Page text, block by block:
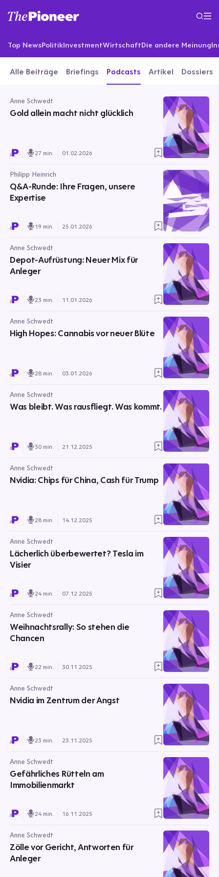
Top NewsPolitikInvestmentWirtschaftDie andere Meinung
Alle Beiträge Briefings Podcasts Artikel Dossiers
Anne Schwedt
Gold allein macht nicht glücklich
27 min. 01.02.2026
Philipp Heinrich
Q&A-Runde: Ihre Fragen, unsere
Expertise
19 min. 25.01.2026
Anne Schwedt
Depot-Aufrüstung: Neuer Mix für
Anleger
23 min. 11.01.2026
Anne Schwedt
High Hopes: Cannabis vor neuer Blüte
28 min. 03.01.2026
Anne Schwedt
Was bleibt. Was rausfliegt. Was kommt.
30 min. 21.12.2025
Anne Schwedt
Nvidia: Chips für China, Cash für Trump
28 min. 14.12.2025
Anne Schwedt
Lächerlich überbewertet? Tesla im
Visier
24 min. 07.12.2025
Anne Schwedt
Weihnachtsrally: So stehen die
Chancen
22 min. 30.11.2025
Anne Schwedt
Nvidia im Zentrum der Angst
23 min. 23.11.2025
Anne Schwedt
Gefährliches Rütteln am
Immobilienmarkt
24 min. 16.11.2025
Anne Schwedt
Zölle vor Gericht, Antworten für
Anleger